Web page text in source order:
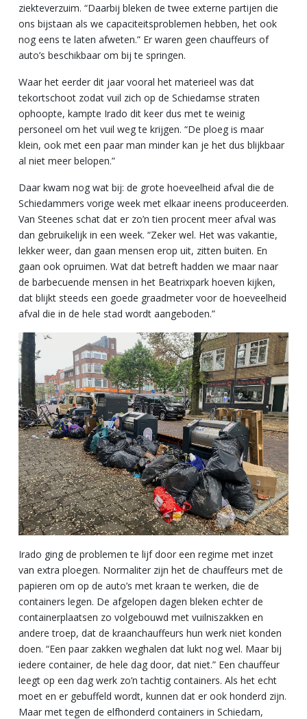
ziekteverzuim. “Daarbij bleken de twee externe partijen die
ons bijstaan als we capaciteitsproblemen hebben, het ook
nog eens te laten afweten.” Er waren geen chauffeurs of
auto’s beschikbaar om bij te springen.
Waar het eerder dit jaar vooral het materieel was dat
tekortschoot zodat vuil zich op de Schiedamse straten
ophoopte, kampte Irado dit keer dus met te weinig
personeel om het vuil weg te krijgen. “De ploeg is maar
klein, ook met een paar man minder kan je het dus blijkbaar
al niet meer belopen.”
Daar kwam nog wat bij: de grote hoeveelheid afval die de
Schiedammers vorige week met elkaar ineens produceerden.
Van Steenes schat dat er zo’n tien procent meer afval was
dan gebruikelijk in een week. “Zeker wel. Het was vakantie,
lekker weer, dan gaan mensen erop uit, zitten buiten. En
gaan ook opruimen. Wat dat betreft hadden we maar naar
de barbecuende mensen in het Beatrixpark hoeven kijken,
dat blijkt steeds een goede graadmeter voor de hoeveelheid
afval die in de hele stad wordt aangeboden.”
Irado ging de problemen te lijf door een regime met inzet
van extra ploegen. Normaliter zijn het de chauffeurs met de
papieren om op de auto’s met kraan te werken, die de
containers legen. De afgelopen dagen bleken echter de
containerplaatsen zo volgebouwd met vuilniszakken en
andere troep, dat de kraanchauffeurs hun werk niet konden
doen. “Een paar zakken weghalen dat lukt nog wel. Maar bij
iedere container, de hele dag door, dat niet.” Een chauffeur
leegt op een dag werk zo’n tachtig containers. Als het echt
moet en er gebuffeld wordt, kunnen dat er ook honderd zijn.
Maar met tegen de elfhonderd containers in Schiedam,